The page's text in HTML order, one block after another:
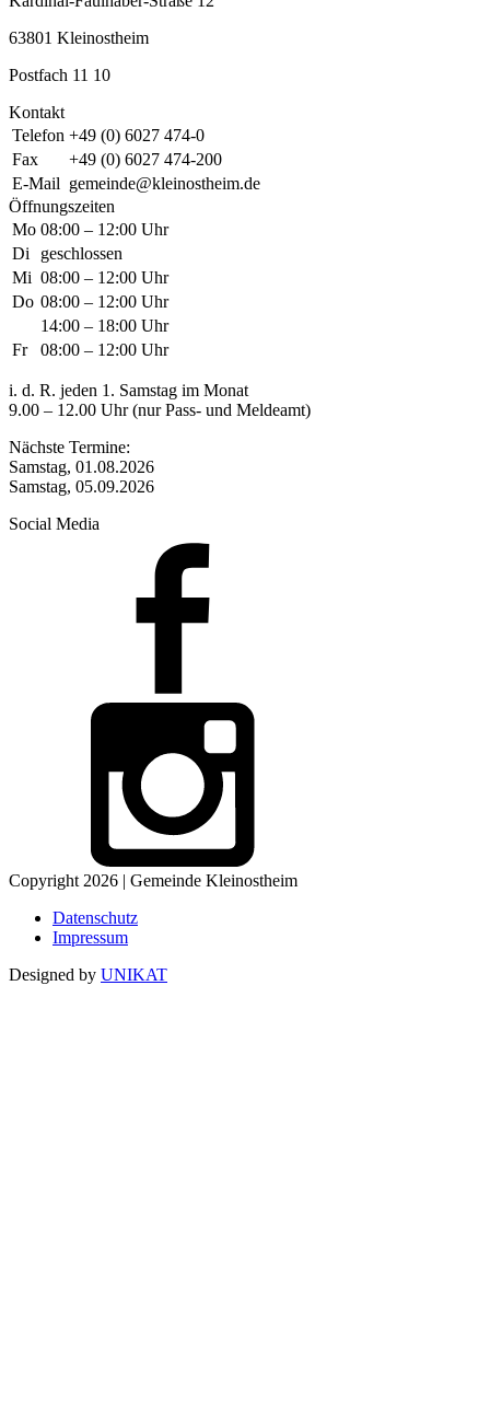
63801 Kleinostheim
Postfach 11 10
Kontakt
Telefon +49 (0) 6027 474-0
Fax
+49 (0) 6027 474-200
E-Mail gemeinde@kleinostheim.de
Öffnungszeiten
Mo 08:00 – 12:00 Uhr
Di
geschlossen
Mi 08:00 – 12:00 Uhr
Do 08:00 – 12:00 Uhr
14:00 – 18:00 Uhr
Fr
08:00 – 12:00 Uhr
i. d. R. jeden 1. Samstag im Monat
9.00 – 12.00 Uhr (nur Pass- und Meldeamt)
Nächste Termine:
Samstag, 01.08.2026
Samstag, 05.09.2026
Social Media
Copyright 2026 | Gemeinde Kleinostheim
Datenschutz
Impressum
Designed by UNIKAT